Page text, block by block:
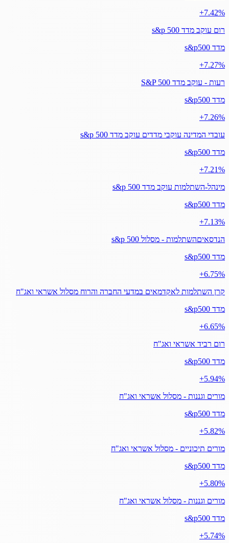
‎+7.42%
רום עוקב מדד s&p 500
מדד s&p500
‎+7.27%
רעות - עוקב מדד S&P 500
מדד s&p500
‎+7.26%
עובדי המדינה עוקבי מדדים עוקב מדד s&p 500
מדד s&p500
‎+7.21%
מינהל-השתלמות עוקב מדד s&p 500
מדד s&p500
‎+7.13%
הנדסאיםהשתלמות - מסלול s&p 500
מדד s&p500
‎+6.75%
קרן השתלמות לאקדמאים במדעי החברה והרוח מסלול אשראי ואג"ח
מדד s&p500
‎+6.65%
רום רביד אשראי ואג"ח
מדד s&p500
‎+5.94%
מורים וגננות - מסלול אשראי ואג"ח
מדד s&p500
‎+5.82%
מורים תיכוניים - מסלול אשראי ואג"ח
מדד s&p500
‎+5.80%
מורים וגננות - מסלול אשראי ואג"ח
מדד s&p500
‎+5.74%